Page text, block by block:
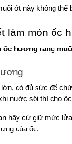
ớt này không thể
làm món ốc
ốc hương rang
có đủ sức để
nước sôi thì cho ốc
hãy cứ giữ mức
của ốc.